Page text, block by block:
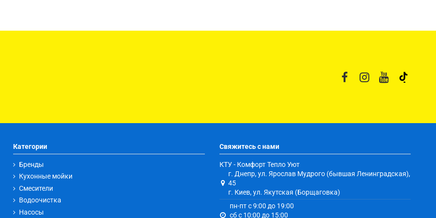
Категории
Бренды
Кухонные мойки
Смесители
Водоочистка
Насосы
Свяжитесь с нами
КТУ - Комфорт Тепло Уют
г. Днепр, ул. Ярослав Мудрого (бывшая Ленинградская),
45
г. Киев, ул. Якутская (Борщаговка)
пн-пт с 9:00 до 19:00
сб с 10:00 до 15:00